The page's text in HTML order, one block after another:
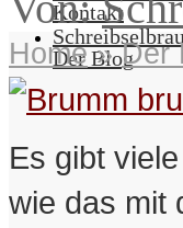
Kontakt
Der Blog
Home » Der
Es gibt
wie das mit